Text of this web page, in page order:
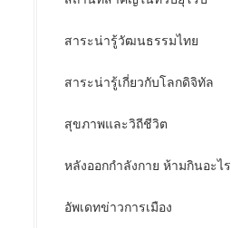
สาระน่ารู้วัฒนธรรมไทย
สาระน่ารู้เกี่ยวกับโลกดิจิทัล
สุขภาพและวิถีชีวิต
หลังออกกําลังกาย ห้ามกินอะไร
อัพเดทข่าวการเมือง